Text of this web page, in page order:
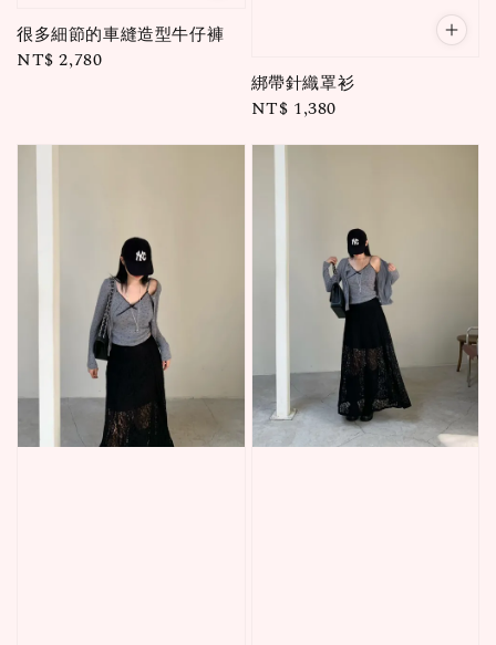
很多細節的車縫造型牛仔褲
Regular
NT$ 2,780
綁帶針織罩衫
Regular
NT$ 1,380